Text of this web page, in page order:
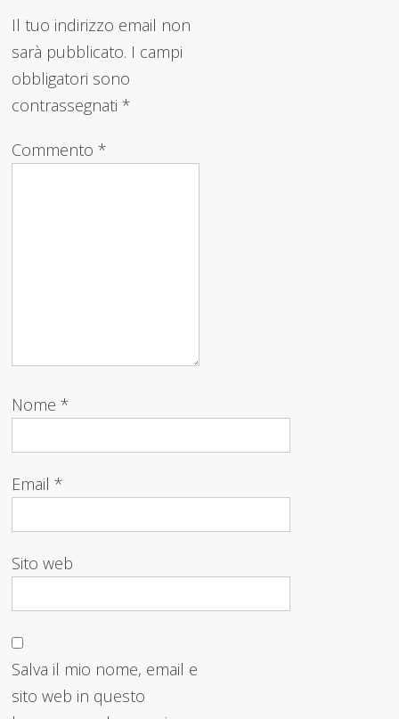
Il tuo indirizzo email non
sarà pubblicato. I campi
obbligatori sono
contrassegnati*
Commento*
Nome*
Email*
Sito web
Salva il mio nome, email e
sito web in questo